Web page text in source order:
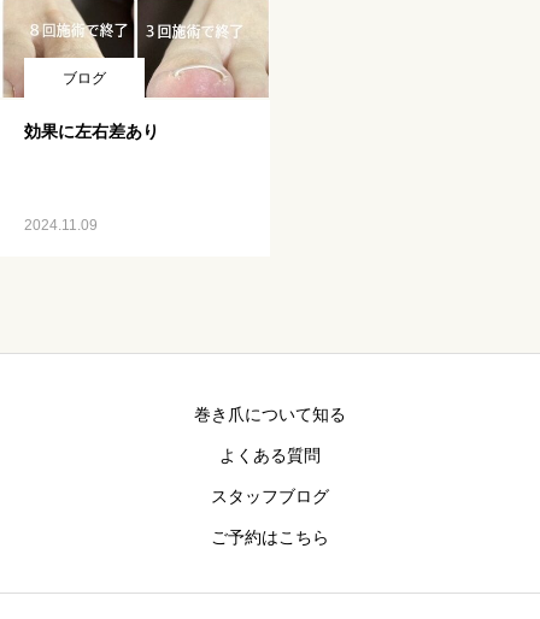
ブログ
効果に左右差あり
2024.11.09
巻き爪について知る
よくある質問
スタッフブログ
ご予約はこちら